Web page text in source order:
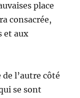
place
consacrée,
et aux
l’autre côté
se sont